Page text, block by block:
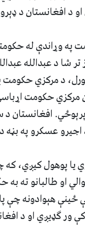
د افغانستان د ډېرو
وړاندې له
شا د عبدالله
د مرکزي حکومت
مرکزي حکومت
افغانستان د
عسکرو په بڼه د
یا پوهول کیږي،
او طالبانو ته
هېوادونه چې
ور ګډیږي او د